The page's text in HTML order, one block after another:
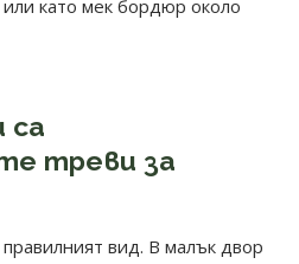
като мек бордюр около
са
треви за
вид. В малък двор